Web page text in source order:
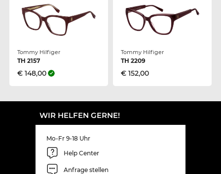
Tommy Hilfiger
TH 2157
€ 148,00
Tommy Hilfiger
TH 2209
€ 152,00
WIR HELFEN GERNE!
Mo-Fr 9-18 Uhr
Help Center
Anfrage stellen